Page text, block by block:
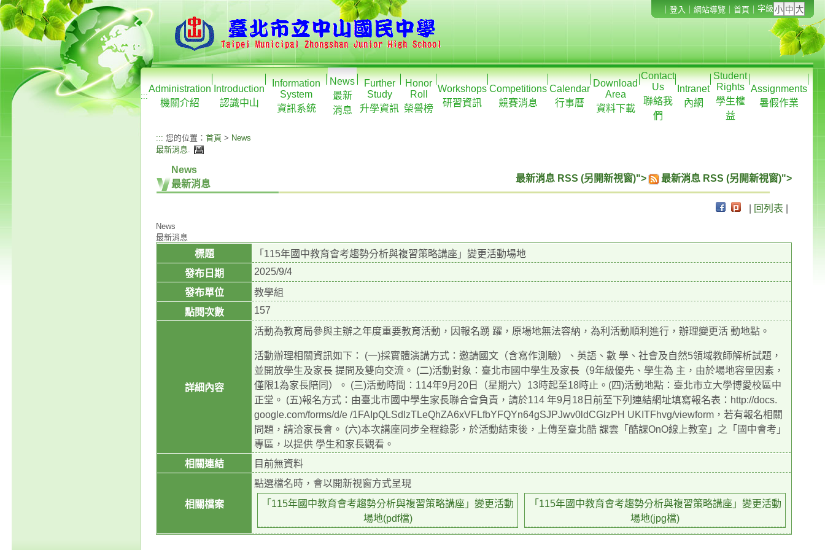
登入 網站導覽 首頁 字級
:::
Administration
機關介紹
Introduction
認識中山
Information
System
資訊系統
News
最新
消息
Further
Study
升學資訊
Honor
Roll
榮譽榜
Workshops
研習資訊
Competitions
競賽消息
Calendar
行事曆
Download
Area
資料下載
Contact
Us
聯絡我
們
Intranet
內網
Student
Rights
學生權
益
Assignments
暑假作業
::: 您的位置： 首頁 > News
最新消息.
News
最新消息
最新消息 RSS (另開新視窗)"> 最新消息 RSS (另開新視窗)">
回列表
News
最新消息
標題
「115年國中教育會考趨勢分析與複習策略講座」變更活動場地
發布日期
2025/9/4
發布單位
教學組
點閱次數
157
詳細內容
活動為教育局參與主辦之年度重要教育活動，因報名踴 躍，原場地無法容納，為利活動順利進行，辦理變更活 動地點。
活動辦理相關資訊如下： (一)採實體演講方式：邀請國文（含寫作測驗）、英語、數 學、社會及自然5領域教師解析試題，
並開放學生及家長 提問及雙向交流。 (二)活動對象：臺北市國中學生及家長（9年級優先、學生為 主，由於場地容量因素，
僅限1為家長陪同）。 (三)活動時間：114年9月20日（星期六）13時起至18時止。(四)活動地點：臺北市立大學博愛校區中
正堂。 (五)報名方式：由臺北市國中學生家長聯合會負責，請於114 年9月18日前至下列連結網址填寫報名表：http://docs.
google.com/forms/d/e /1FAIpQLSdlzTLeQhZA6xVFLfbYFQYn64gSJPJwv0ldCGlzPH UKITFhvg/viewform，若有報名相關
問題，請洽家長會。 (六)本次講座同步全程錄影，於活動結束後，上傳至臺北酷 課雲「酷課OnO線上教室」之「國中會考」
專區，以提供 學生和家長觀看。
相關連結
目前無資料
相關檔案
點選檔名時，會以開新視窗方式呈現
「115年國中教育會考趨勢分析與複習策略講座」變更活動
場地(pdf檔)
「115年國中教育會考趨勢分析與複習策略講座」變更活動
場地(jpg檔)